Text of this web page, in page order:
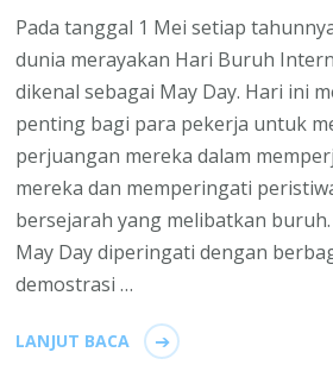
Pada tanggal 1 Mei setiap
dunia merayakan Hari Buruh
dikenal sebagai May Day. Hari ini
penting bagi para pekerja untuk
perjuangan mereka dalam
mereka dan memperingati
bersejarah yang melibatkan
May Day diperingati dengan
demostrasi …
LANJUT BACA